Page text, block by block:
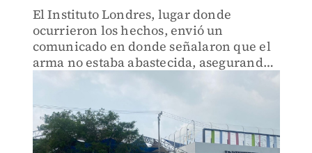
El Instituto Londres, lugar donde
ocurrieron los hechos, envió un
comunicado en donde señalaron que el
arma no estaba abastecida, asegurando
que el alumno fue dado de baja.